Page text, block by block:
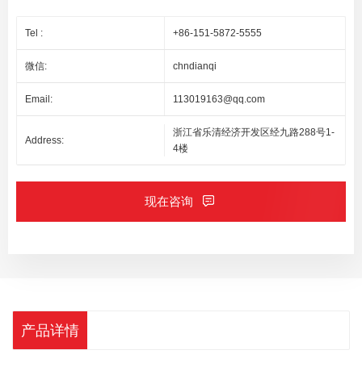
Tel : +86-151-5872-5555
微信: chndianqi
Email: 113019163@qq.com
Address:
浙江省乐清经济开发区经九路288号1-
4楼
现在咨询
产品详情